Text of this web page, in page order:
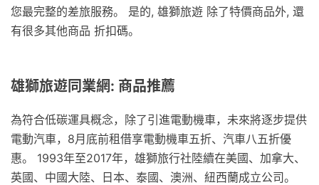
您最完整的差旅服務。 是的, 雄獅旅遊 除了特價商品外, 還
有很多其他商品 折扣碼。
雄獅旅遊同業網: 商品推薦
為符合低碳運具概念，除了引進電動機車，未來將逐步提供
電動汽車，8月底前租借享電動機車五折、汽車八五折優
惠。 1993年至2017年，雄獅旅行社陸續在美國、加拿大、
英國、中國大陸、日本、泰國、澳洲、紐西蘭成立公司。